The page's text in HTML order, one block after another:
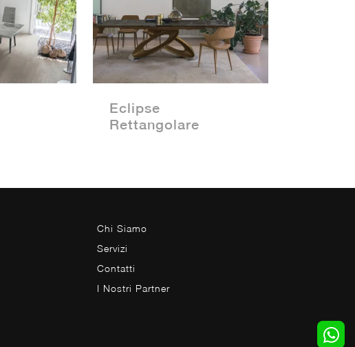
Eclipse
Rettangolare
Chi Siamo
Servizi
Contatti
I Nostri Partner